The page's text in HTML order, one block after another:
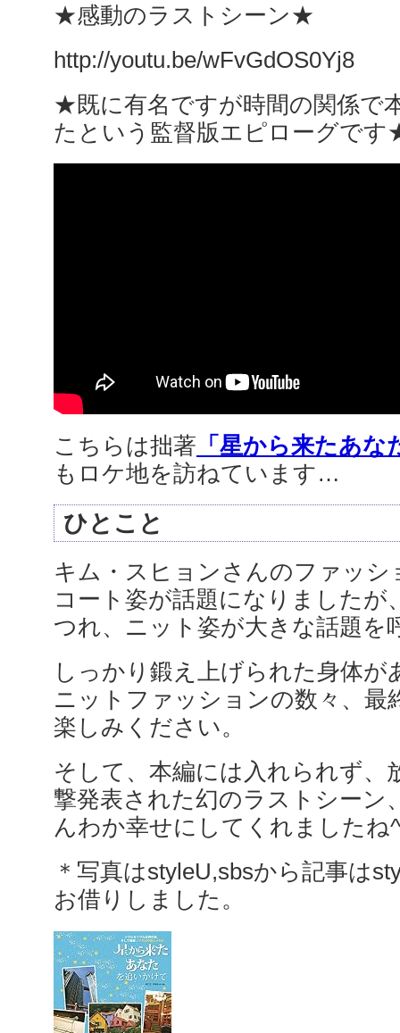
★感動のラストシーン★
http://youtu.be/wFvGdOS0Yj8
★既に有名ですが時間の関係で
たという監督版エピローグで
こちらは拙著 「星から来たあ
もロケ地を訪ねています…
ひとこと
キム・スヒョンさんのファッシ
コート姿が話題になりましたが
つれ、ニット姿が大きな話題を
しっかり鍛え上げられた身体が
ニットファッションの数々、最
楽しみください。
そして、本編には入れられず、
撃発表された幻のラストシーン
んわか幸せにしてくれましたね
＊写真はstyleU,sbsから記事は
お借りしました。